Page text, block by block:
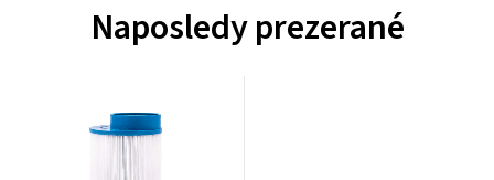
Naposledy prezerané